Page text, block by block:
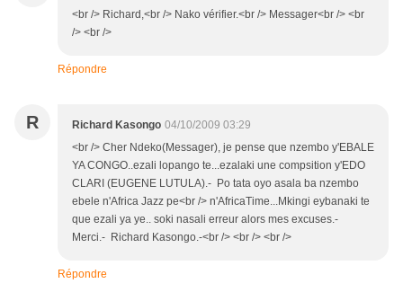
<br /> Richard,<br /> Nako vérifier.<br /> Messager<br /> <br
/> <br />
Répondre
R Richard Kasongo 04/10/2009 03:29
<br /> Cher Ndeko(Messager), je pense que nzembo y'EBALE
YA CONGO..ezali lopango te...ezalaki une compsition y'EDO
CLARI (EUGENE LUTULA).- Po tata oyo asala ba nzembo
ebele n'Africa Jazz pe<br /> n'AfricaTime...Mkingi eybanaki te
que ezali ya ye.. soki nasali erreur alors mes excuses.-
Merci.- Richard Kasongo.-<br /> <br /> <br />
Répondre